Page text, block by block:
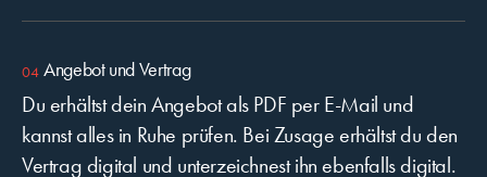
Angebot und Vertrag
Du erhältst dein Angebot als PDF per E-Mail und
kannst alles in Ruhe prüfen. Bei Zusage erhältst du den
Vertrag digital und unterzeichnest ihn ebenfalls digital.